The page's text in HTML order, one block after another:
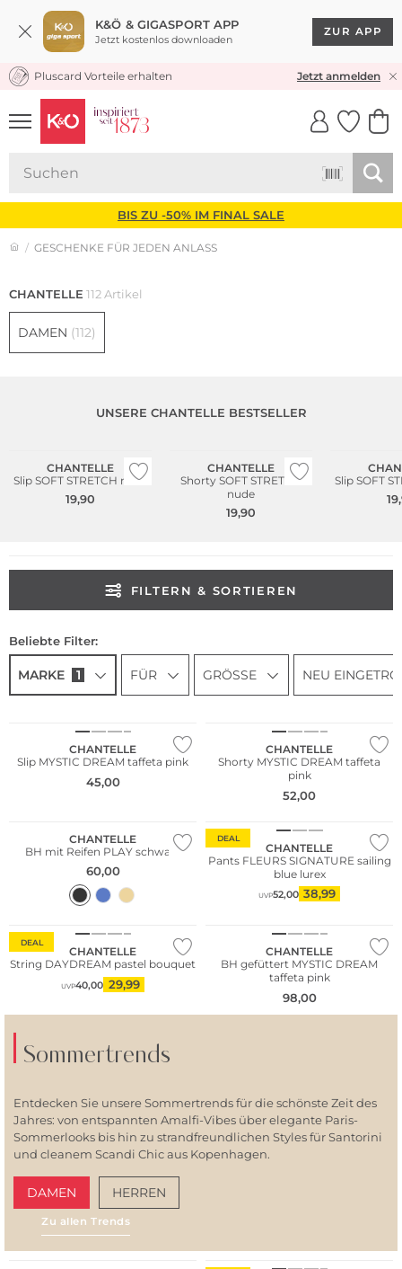
K&Ö & GIGASPORT APP
Jetzt kostenlos downloaden
ZUR APP
KOSTENLOSER VERSAND* & RÜCKVERSAND
Pluscard Vorteile erhalten Jetzt anmelden
UNSERE APP
CLICK &
BIS ZU -50% IM FINAL SALE
GESCHENKE FÜR JEDEN ANLASS
CHANTELLE 112 Artikel
DAMEN (112)
UNSERE CHANTELLE BESTSELLER
CHANTELLE
Slip SOFT STRETCH nude
19,90
CHANTELLE
Shorty SOFT STRETCH
nude
19,90
Slip SOFT
FILTERN & SORTIEREN
Beliebte Filter:
MARKE 1 FÜR GRÖSSE NEU
CHANTELLE
Slip MYSTIC DREAM taffeta pink
45,00
CHANTELLE
Shorty MYSTIC DREAM taffeta
pink
52,00
CHANTELLE
BH mit Reifen PLAY schwarz
60,00
DEAL
CHANTELLE
Pants FLEURS SIGNATURE sailing
blue lurex
UVP52,00 38,99
DEAL
CHANTELLE
String DAYDREAM pastel bouquet
UVP40,00 29,99
CHANTELLE
BH gefüttert MYSTIC DREAM
taffeta pink
98,00
Sommertrends
Entdecken Sie unsere Sommertrends für die schönste Zeit des
Jahres: von entspannten Amalfi-Vibes über elegante Paris-
Sommerlooks bis hin zu strandfreundlichen Styles für Santorini
und cleanem Scandi Chic aus Kopenhagen.
DAMEN HERREN
Zu allen Trends